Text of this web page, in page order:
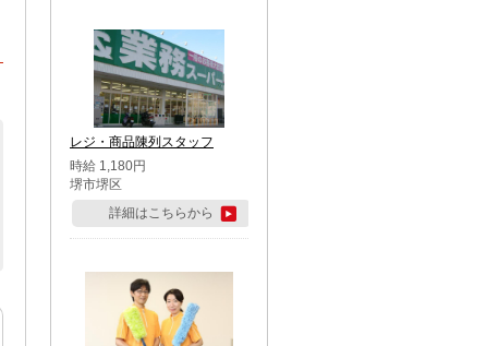
レジ・商品陳列スタッフ
時給 1,180円
堺市堺区
詳細はこちらから